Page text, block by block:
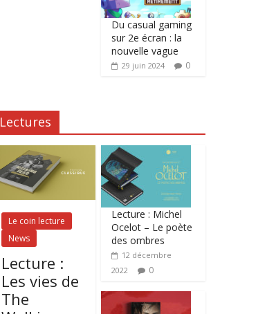
Du casual gaming
sur 2e écran : la
nouvelle vague
29 juin 2024 0
Lectures
Le coin lecture
News
Lecture :
Les vies de
The
Lecture : Michel
Ocelot – Le poète
des ombres
12 décembre
2022
0